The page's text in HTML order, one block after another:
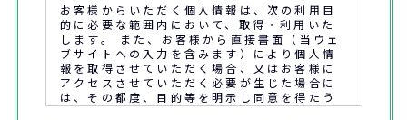
お客様からいただく個人情報は、次の利用目
的に必要な範囲内において、取得・利用いた
します。 また、お客様から直接書面（当ウェ
ブサイトへの入力を含みます）により個人情
報を取得させていただく場合、又はお客様に
アクセスさせていただく必要が生じた場合に
は、その都度、目的等を明示し同意を得たう
えで取得又はアクセスさせていただきます。